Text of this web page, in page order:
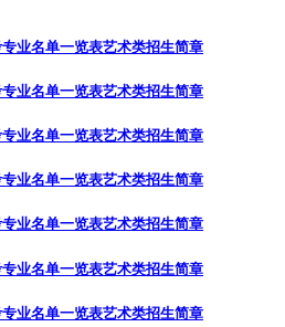
业名单一览表艺术类招生简章
业名单一览表艺术类招生简章
业名单一览表艺术类招生简章
业名单一览表艺术类招生简章
业名单一览表艺术类招生简章
业名单一览表艺术类招生简章
业名单一览表艺术类招生简章